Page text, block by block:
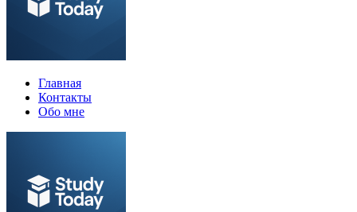
Главная
Контакты
Обо мне